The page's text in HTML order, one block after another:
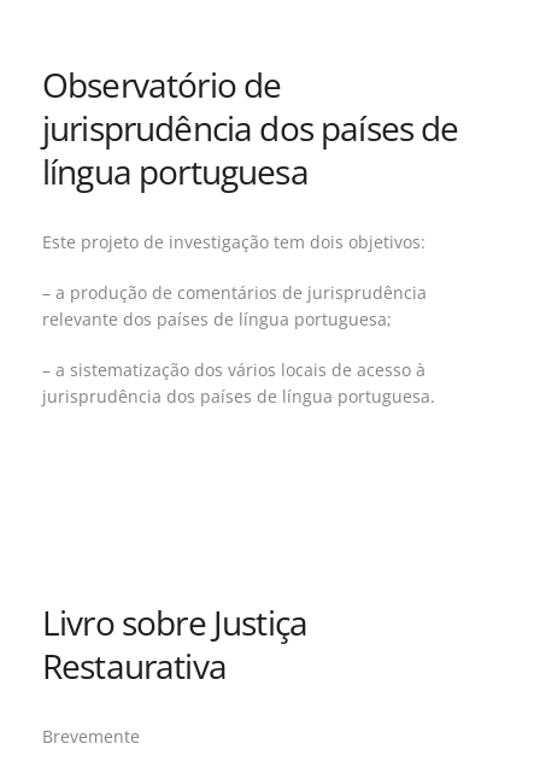
Observatório de
jurisprudência dos países de
língua portuguesa
Este projeto de investigação tem dois objetivos:
– a produção de comentários de jurisprudência
relevante dos países de língua portuguesa;
– a sistematização dos vários locais de acesso à
jurisprudência dos países de língua portuguesa.
Livro sobre Justiça
Restaurativa
Brevemente